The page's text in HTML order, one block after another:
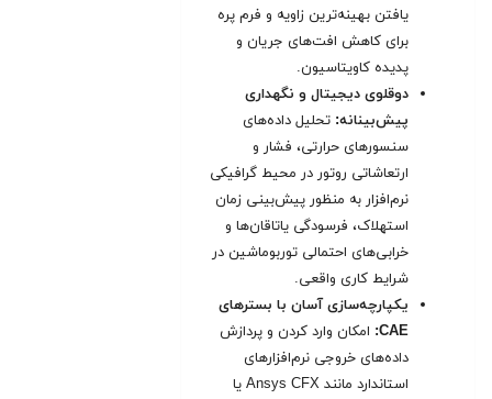
یافتن بهینه‌ترین زاویه و فرم پره
برای کاهش افت‌های جریان و
پدیده کاویتاسیون.
دوقلوی دیجیتال و نگهداری
پیش‌بینانه: تحلیل داده‌های
سنسورهای حرارتی، فشار و
ارتعاشاتی روتور در محیط گرافیکی
نرم‌افزار به منظور پیش‌بینی زمان
استهلاک، فرسودگی یاتاقان‌ها و
خرابی‌های احتمالی توربوماشین در
شرایط کاری واقعی.
یکپارچه‌سازی آسان با بسترهای
CAE: امکان وارد کردن و پردازش
داده‌های خروجی نرم‌افزارهای
استاندارد مانند Ansys CFX یا